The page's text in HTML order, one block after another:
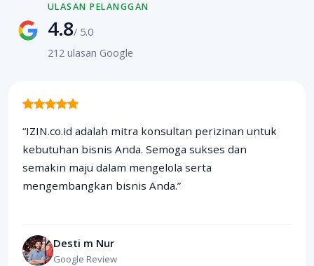
ULASAN PELANGGAN
4.8/ 5.0
212 ulasan Google
“IZIN.co.id adalah mitra konsultan perizinan untuk
kebutuhan bisnis Anda. Semoga sukses dan
semakin maju dalam mengelola serta
mengembangkan bisnis Anda.”
Desti m Nur
Google Review